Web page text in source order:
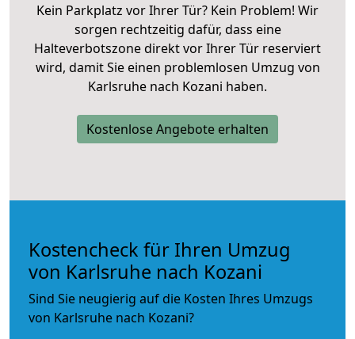
Kein Parkplatz vor Ihrer Tür? Kein Problem! Wir
sorgen rechtzeitig dafür, dass eine
Halteverbotszone direkt vor Ihrer Tür reserviert
wird, damit Sie einen problemlosen Umzug von
Karlsruhe nach Kozani haben.
Kostenlose Angebote erhalten
Kostencheck für Ihren Umzug
von Karlsruhe nach Kozani
Sind Sie neugierig auf die Kosten Ihres Umzugs
von Karlsruhe nach Kozani?